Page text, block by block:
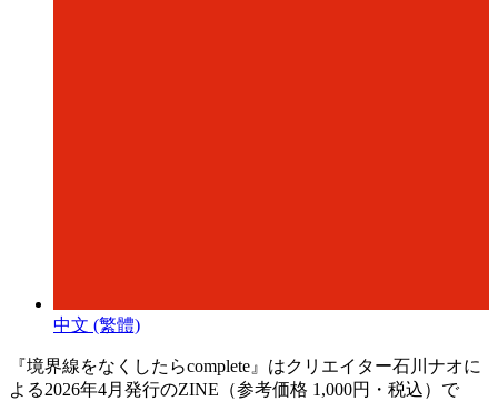
中文 (繁體)
『境界線をなくしたらcomplete』はクリエイター石川ナオに
よる2026年4月発行のZINE（参考価格 1,000円・税込）で